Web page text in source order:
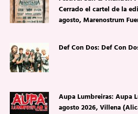
Cerrado el cartel de la
agosto, Marenostrum
Def Con Dos: Def Con
Aupa Lumbreiras: Aupa
agosto 2026, Villena